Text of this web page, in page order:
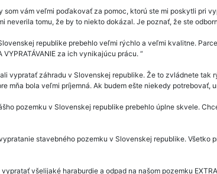
som vám veľmi poďakovať za pomoc, ktorú ste mi poskytli pri
neverila tomu, že by to niekto dokázal. Je poznať, že ste
republike prebehlo veľmi rýchlo a veľmi kvalitne.
za ich vynikajúcu prácu.
vypratať záhradu v Slovenskej republike. Že to zvládnete tak
mňa bola veľmi príjemná. Ak budem ešte niekedy potrebovať,
pozemku v Slovenskej republike prebehlo úplne skvele.
stavebného pozemku v Slovenskej republike. Všetko
všelijaké haraburdie a odpad na našom pozemku EXTRA